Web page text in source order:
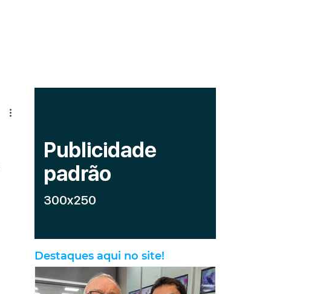
Destaques aqui no site!